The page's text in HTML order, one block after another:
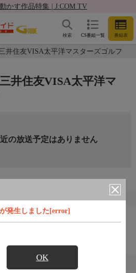
かす作品特集 | J:COM TV
CS番組一覧 番組表
検索
井住友VISA太平洋マスターズゴルフ
発生しました[error]
OK
井住友VISA太平洋マ
の放送予定はありません
番組